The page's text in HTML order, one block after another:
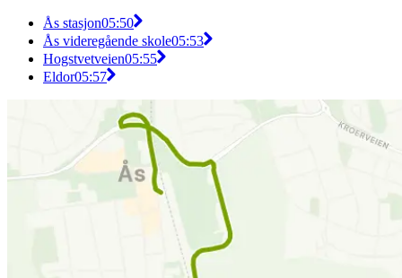
Ås stasjon05:50
Ås videregående skole05:53
Hogstvetveien05:55
Eldor05:57